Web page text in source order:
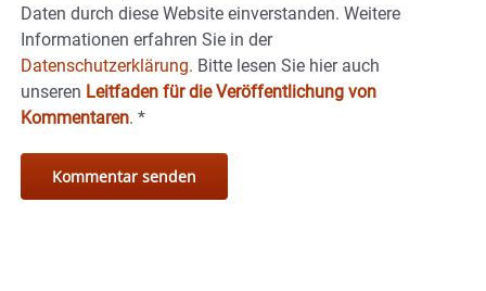
Daten durch diese Website einverstanden. Weitere
Informationen erfahren Sie in der
Datenschutzerklärung. Bitte lesen Sie hier auch
unseren Leitfaden für die Veröffentlichung von
Kommentaren. *